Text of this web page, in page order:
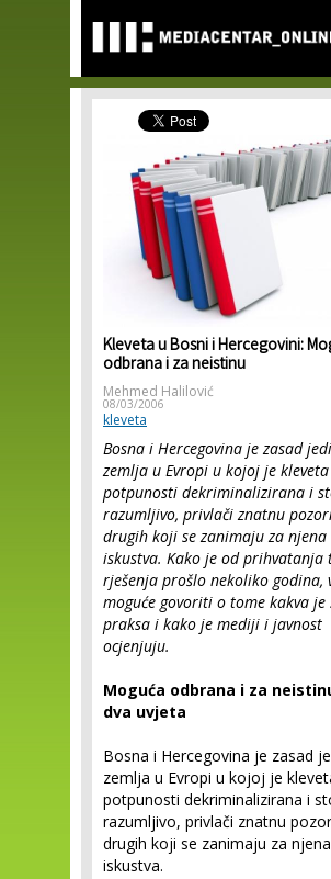
main
content
Kleveta u Bosni i Hercegovini:
odbrana i za neistinu
Mehmed Halilović
08/03/2006
kleveta
Bosna i Hercegovina je zasad
zemlja u Evropi u kojoj je
potpunosti dekriminalizirana i
razumljivo, privlači znatnu
drugih koji se zanimaju za njena
iskustva. Kako je od prihvatanja
rješenja prošlo nekoliko godina,
moguće govoriti o tome kakva je
praksa i kako je mediji i javnost
ocjenjuju.
Moguća odbrana i za
dva uvjeta
Bosna i Hercegovina je zasad
zemlja u Evropi u kojoj je
potpunosti dekriminalizirana i
razumljivo, privlači znatnu
drugih koji se zanimaju za njena
iskustva.